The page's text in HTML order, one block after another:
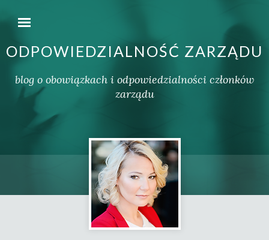
ODPOWIEDZIALNOŚĆ ZARZĄDU
blog o obowiązkach i odpowiedzialności członków
zarządu